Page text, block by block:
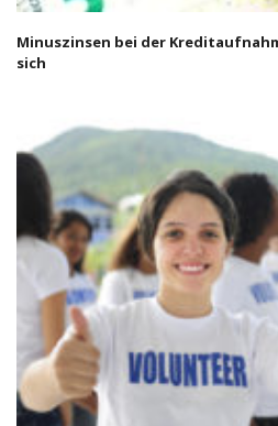
Minuszinsen bei der
sich